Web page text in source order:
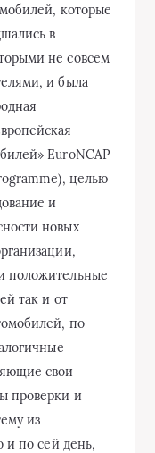
которые
в
не совсем
и была
EuroNCAP
целью
и
новых
положительные
так и от
по
свои
проверки и
из
и по сей день,